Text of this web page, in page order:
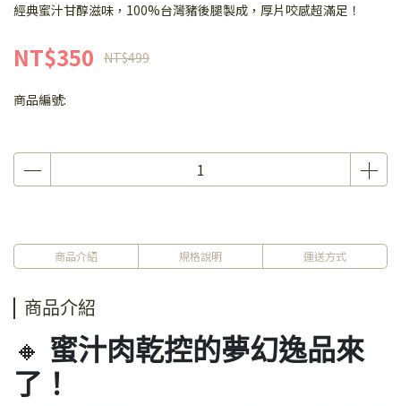
經典蜜汁甘醇滋味，100%台灣豬後腿製成，厚片咬感超滿足！
NT$350 NT$499
商品編號:
商品介紹 規格說明 運送方式
商品介紹
🔸 蜜汁肉乾控的夢幻逸品來
了！